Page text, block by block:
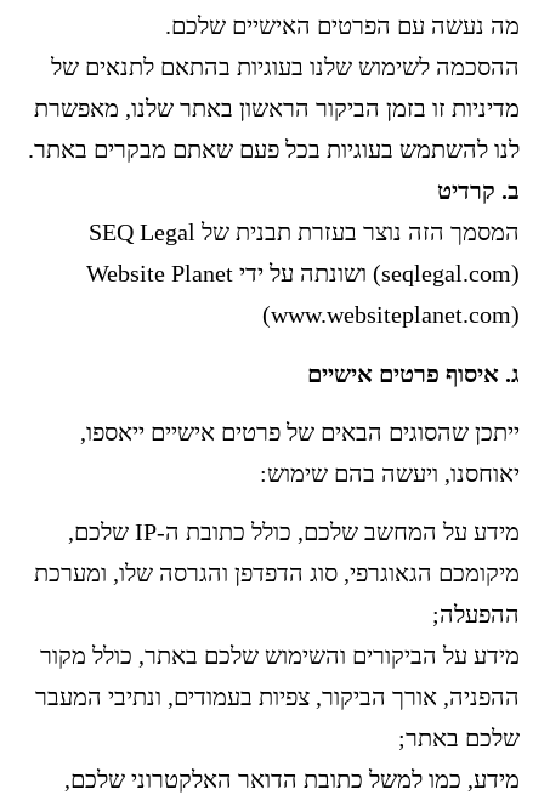
מה נעשה עם הפרטים האישיים שלכם.
ההסכמה לשימוש שלנו בעוגיות בהתאם לתנאים של
מדיניות זו בזמן הביקור הראשון באתר שלנו, מאפשרת
לנו להשתמש בעוגיות בכל פעם שאתם מבקרים באתר.
ב. קרדיט
המסמך הזה נוצר בעזרת תבנית של SEQ Legal
(seqlegal.com) ושונתה על ידי Website Planet
(www.websiteplanet.com)
ג. איסוף פרטים אישיים
ייתכן שהסוגים הבאים של פרטים אישיים ייאספו,
יאוחסנו, ויעשה בהם שימוש:
מידע על המחשב שלכם, כולל כתובת ה-IP שלכם,
מיקומכם הגאוגרפי, סוג הדפדפן והגרסה שלו, ומערכת
ההפעלה;
מידע על הביקורים והשימוש שלכם באתר, כולל מקור
ההפניה, אורך הביקור, צפיות בעמודים, ונתיבי המעבר
שלכם באתר;
מידע, כמו למשל כתובת הדואר האלקטרוני שלכם,